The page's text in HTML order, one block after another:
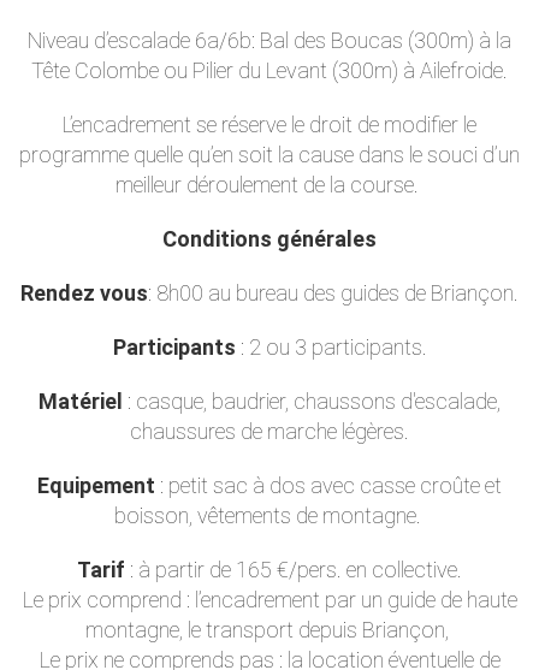
Niveau d’escalade 6a/6b: Bal des Boucas (300m) à la
Tête Colombe ou Pilier du Levant (300m) à Ailefroide.
L’encadrement se réserve le droit de modifier le
programme quelle qu’en soit la cause dans le souci d’un
meilleur déroulement de la course.
Conditions générales
Rendez vous: 8h00 au bureau des guides de Briançon.
Participants : 2 ou 3 participants.
Matériel : casque, baudrier, chaussons d'escalade,
chaussures de marche légères.
Equipement : petit sac à dos avec casse croûte et
boisson, vêtements de montagne.
Tarif : à partir de 165 €/pers. en collective.
Le prix comprend : l’encadrement par un guide de haute
montagne, le transport depuis Briançon,
Le prix ne comprends pas : la location éventuelle de